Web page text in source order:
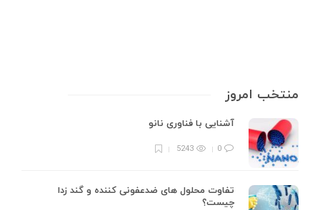
منتخب امروز
آشنایی با فناوری نانو
0
5243
تفاوت محلول های ضدعفونی کننده و گند زدا
چیست؟